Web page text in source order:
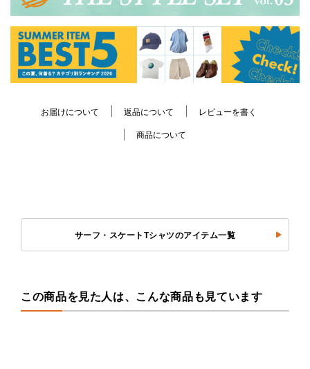
お届けについて 返品について レビューを書く
商品について
サーフ・スケートTシャツのアイテム一覧
この商品を見た人は、こんな商品も見ています